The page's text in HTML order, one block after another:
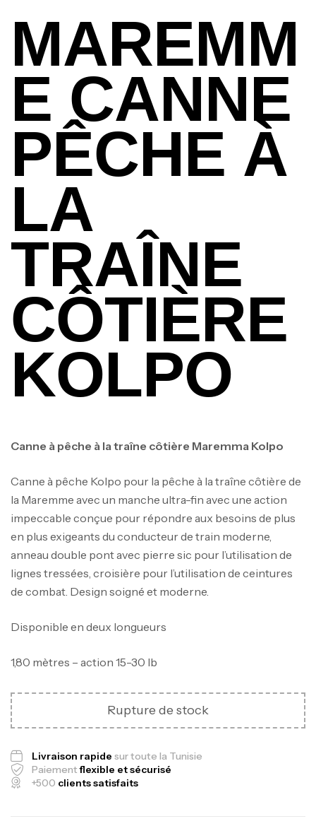
MAREMM
E CANNE
PÊCHE À
LA
TRAÎNE
CÔTIÈRE
KOLPO
Canne à pêche à la traîne côtière Maremma Kolpo
Canne à pêche Kolpo pour la pêche à la traîne côtière de
la Maremme avec un manche ultra-fin avec une action
impeccable conçue pour répondre aux besoins de plus
en plus exigeants du conducteur de train moderne,
anneau double pont avec pierre sic pour l’utilisation de
lignes tressées, croisière pour l’utilisation de ceintures
de combat. Design soigné et moderne.
Disponible en deux longueurs
1,80 mètres – action 15-30 lb
Rupture de stock
Livraison rapide sur toute la Tunisie
Paiementflexible et sécurisé
+500 clients satisfaits
Canne Jigging Sunset Massive Attack
1.83m 120/250gr 30kg
Cannes ,Jigging
د.ت379,000